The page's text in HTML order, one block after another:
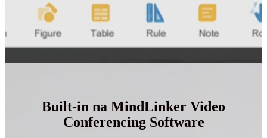
Built-in na MindLinker Video
Conferencing Software